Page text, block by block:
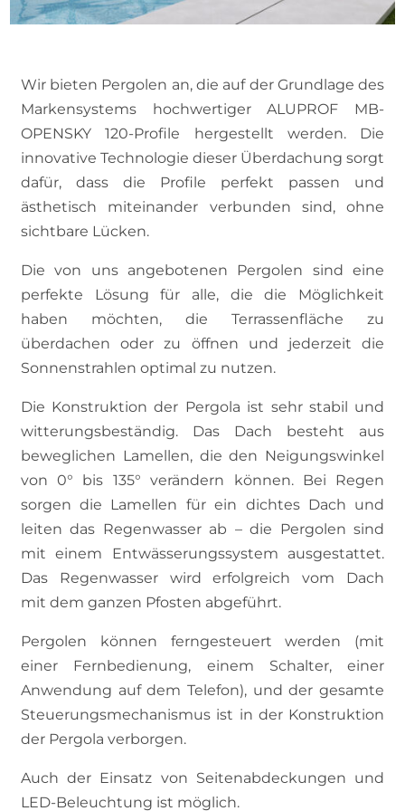
Wir bieten Pergolen an, die auf der Grundlage des
Markensystems hochwertiger ALUPROF MB-
OPENSKY 120-Profile hergestellt werden. Die
innovative Technologie dieser Überdachung sorgt
dafür, dass die Profile perfekt passen und
ästhetisch miteinander verbunden sind, ohne
sichtbare Lücken.
Die von uns angebotenen Pergolen sind eine
perfekte Lösung für alle, die die Möglichkeit
haben möchten, die Terrassenfläche zu
überdachen oder zu öffnen und jederzeit die
Sonnenstrahlen optimal zu nutzen.
Die Konstruktion der Pergola ist sehr stabil und
witterungsbeständig. Das Dach besteht aus
beweglichen Lamellen, die den Neigungswinkel
von 0° bis 135° verändern können. Bei Regen
sorgen die Lamellen für ein dichtes Dach und
leiten das Regenwasser ab – die Pergolen sind
mit einem Entwässerungssystem ausgestattet.
Das Regenwasser wird erfolgreich vom Dach
mit dem ganzen Pfosten abgeführt.
Pergolen können ferngesteuert werden (mit
einer Fernbedienung, einem Schalter, einer
Anwendung auf dem Telefon), und der gesamte
Steuerungsmechanismus ist in der Konstruktion
der Pergola verborgen.
Auch der Einsatz von Seitenabdeckungen und
LED-Beleuchtung ist möglich.